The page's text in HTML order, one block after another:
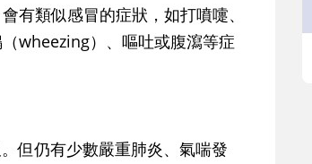
有類似感冒的症狀，如打噴嚏、
wheezing）、嘔吐或腹瀉等症
但仍有少數嚴重肺炎、氣喘發